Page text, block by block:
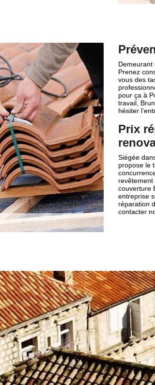
Demeurant
Prenez
vous des
pour ça à
travail,
hésiter
Prix
Siégée
propose le
couverture
entreprise
réparation
contacter